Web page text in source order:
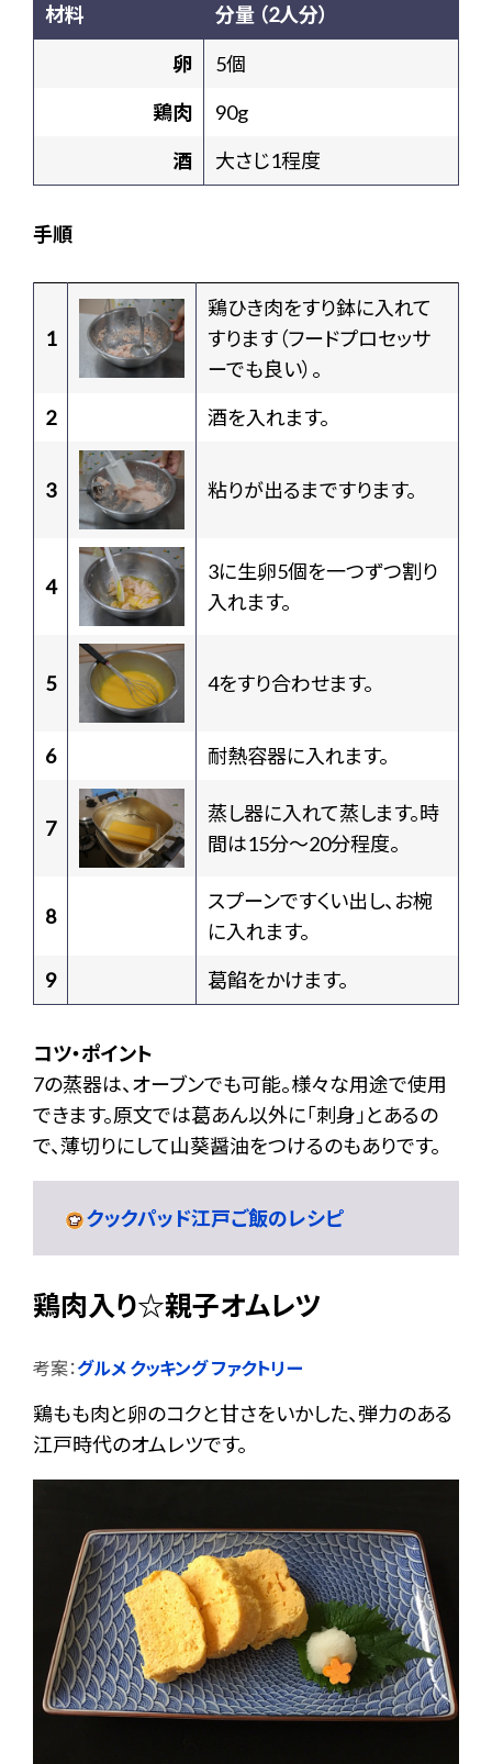
材料 分量 （2人分）
卵
5個
鶏肉
90g
酒
大さじ1程度
手順
1
鶏ひき肉をすり鉢に入れて
すります（フードプロセッサ
ーでも良い）。
2
酒を入れます。
3 粘りが出るまですります。
4
3に生卵5個を一つずつ割り
入れます。
5 4をすり合わせます。
6 耐熱容器に入れます。
7
蒸し器に入れて蒸します。時
間は15分〜20分程度。
8
スプーンですくい出し、お椀
に入れます。
9
葛餡をかけます。
コツ・ポイント
7の蒸器は、オーブンでも可能。様々な用途で使用
できます。原文では葛あん以外に「刺身」とあるの
で、薄切りにして山葵醤油をつけるのもありです。
クックパッド江戸ご飯のレシピ
鶏肉入り☆親子オムレツ
考案：グルメ クッキング ファクトリー
鶏もも肉と卵のコクと甘さをいかした、弾力のある
江戸時代のオムレツです。